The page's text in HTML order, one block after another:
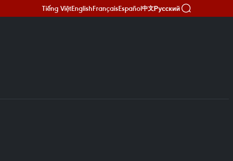
Tiếng ViệtEnglishFrançaisEspañol中文Русский